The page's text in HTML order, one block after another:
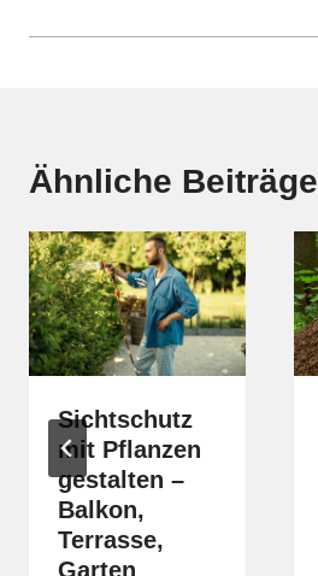
Ähnliche Beiträge
Sichtschutz
mit Pflanzen
gestalten –
Balkon,
Terrasse,
Garten